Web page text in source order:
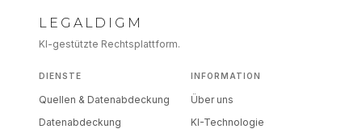
LEGALDIGM
KI-gestützte Rechtsplattform.
DIENSTE
Quellen & Datenabdeckung
Datenabdeckung
INFORMATION
Über uns
KI-Technologie